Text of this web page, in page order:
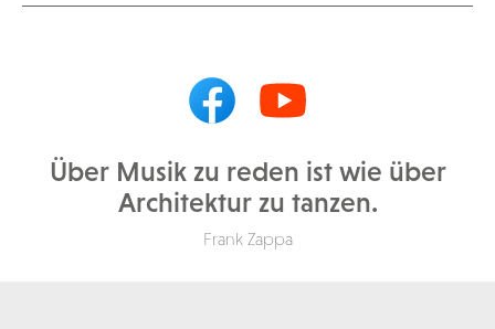
Über Musik zu reden ist wie über
Architektur zu tanzen.
Frank Zappa